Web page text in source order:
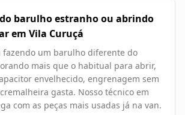
barulho estranho ou abrindo
em Vila Curuçá
fazendo um barulho diferente do
mais que o habitual para abrir,
envelhecido, engrenagem sem
gasta. Nosso técnico em
com as peças mais usadas já na van.